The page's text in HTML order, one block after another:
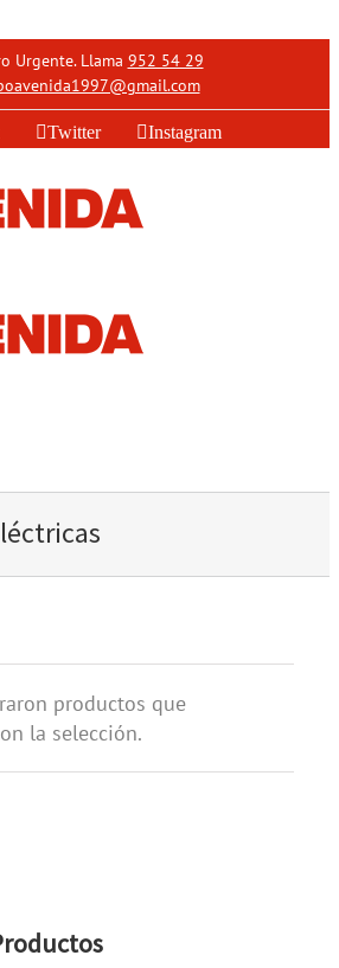
Urgente. Llama 952 54 29
Twitter Instagram
productos que
la selección.